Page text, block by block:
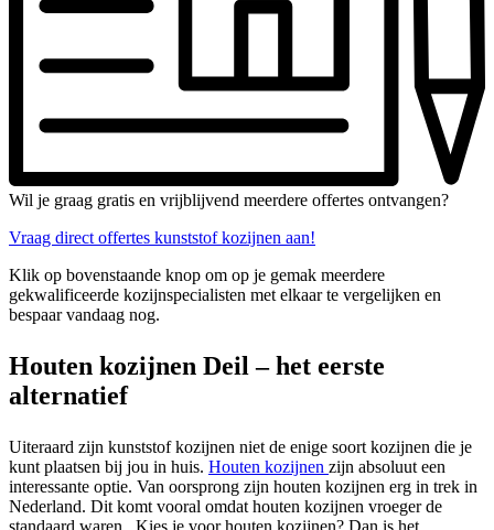
Wil je graag gratis en vrijblijvend meerdere offertes ontvangen?
Vraag direct offertes kunststof kozijnen aan!
Klik op bovenstaande knop om op je gemak meerdere
gekwalificeerde kozijnspecialisten met elkaar te vergelijken en
bespaar vandaag nog.
Houten kozijnen Deil – het eerste
alternatief
Uiteraard zijn kunststof kozijnen niet de enige soort kozijnen die je
kunt plaatsen bij jou in huis. Houten kozijnen zijn absoluut een
interessante optie. Van oorsprong zijn houten kozijnen erg in trek in
Nederland. Dit komt vooral omdat houten kozijnen vroeger de
standaard waren.. Kies je voor houten kozijnen? Dan is het